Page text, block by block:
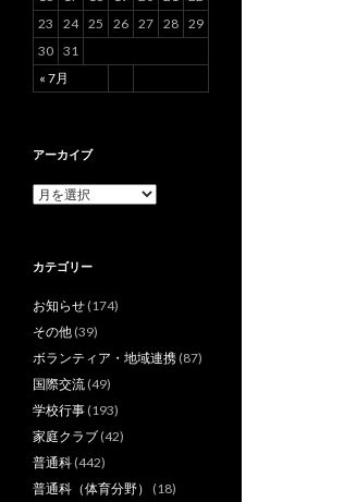
« 7月
23
24 25 26 27 28 29
30 31
アーカイブ
ア
ブ
カテゴリー
お知らせ (174)
その他 (39)
ボランティア・地域連携 (87)
国際交流 (49)
学校行事 (193)
家庭クラブ (42)
普通科 (442)
普通科（体育分野）
(18)